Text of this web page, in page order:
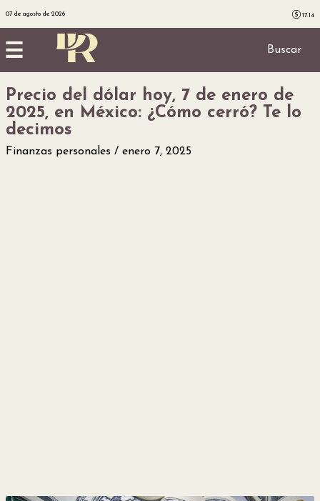
07 de agosto de 2026 17.14
☰ Buscar
Inicio
Noticias
Precio del dólar hoy, 7 de enero de
2025, en México: ¿Cómo cerró? Te lo
decimos
Finanzas personales enero 7, 2025